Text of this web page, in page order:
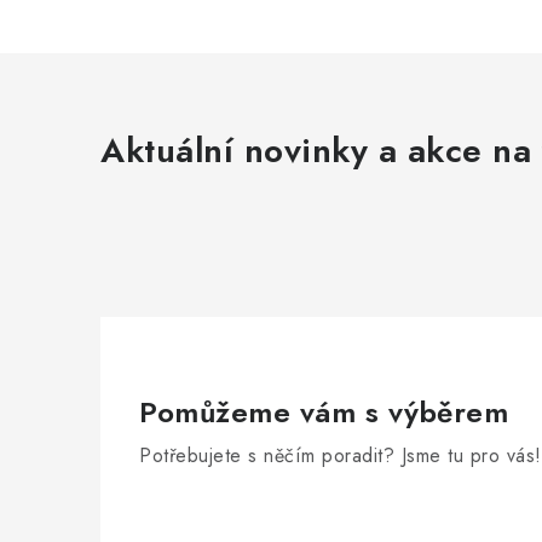
Aktuální novinky a akce na
Pomůžeme vám s výběrem
Potřebujete s něčím poradit? Jsme tu pro vás!